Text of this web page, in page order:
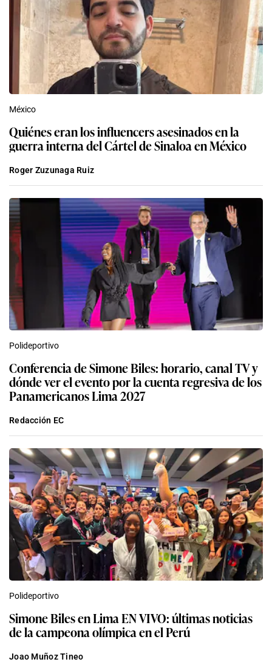
México
Quiénes eran los influencers asesinados en la
guerra interna del Cártel de Sinaloa en México
Roger Zuzunaga Ruiz
Polideportivo
Conferencia de Simone Biles: horario, canal TV y
dónde ver el evento por la cuenta regresiva de los
Panamericanos Lima 2027
Redacción EC
Polideportivo
Simone Biles en Lima EN VIVO: últimas noticias
de la campeona olímpica en el Perú
Joao Muñoz Tineo